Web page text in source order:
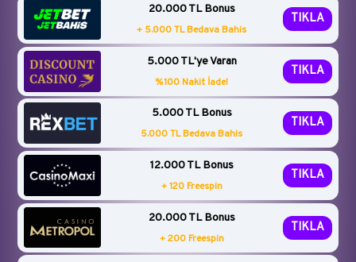
20.000 TL Bonus
+ 5.000 TL Bedava Bahis
TIKLA
5.000 TL'ye Varan
%100 Nakit İade!
TIKLA
5.000 TL Bonus
5.000 TL Bedava Bahis
TIKLA
12.000 TL Bonus
+ 120 Freespin
TIKLA
20.000 TL Bonus
+ 200 Freespin
TIKLA